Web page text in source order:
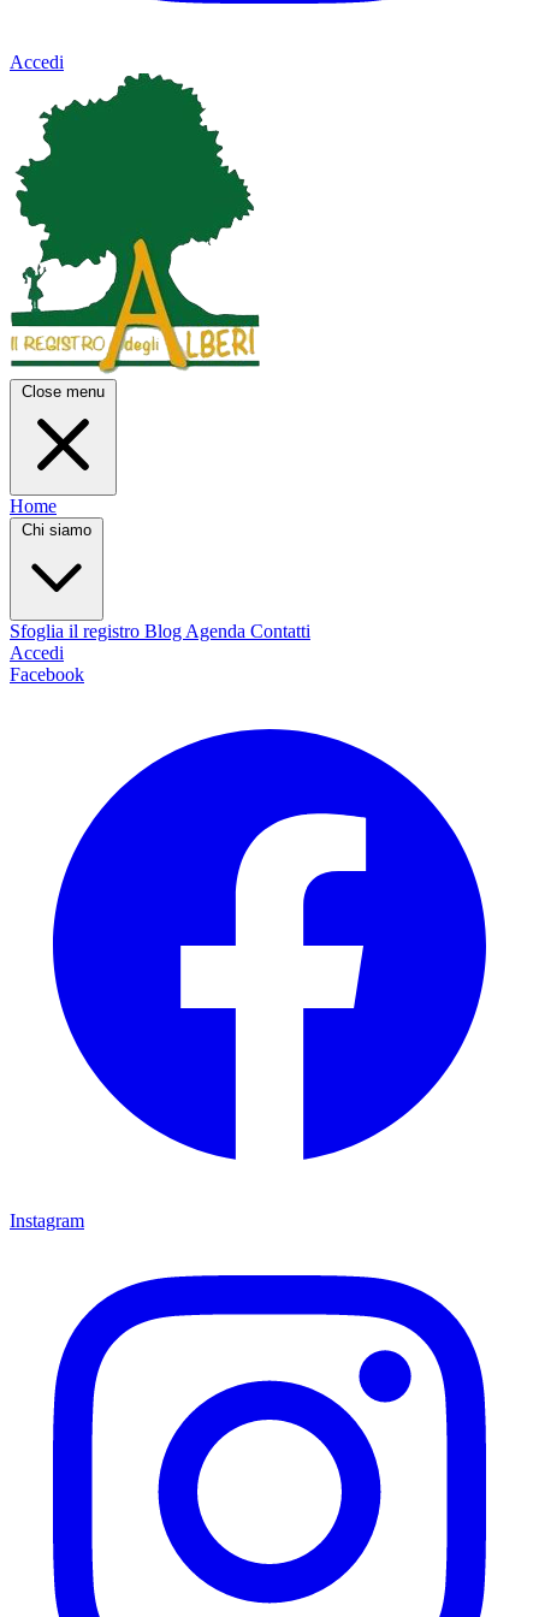
Accedi
Close menu
Home
Chi siamo
Sfoglia il registro Blog Agenda Contatti
Accedi
Facebook
Instagram